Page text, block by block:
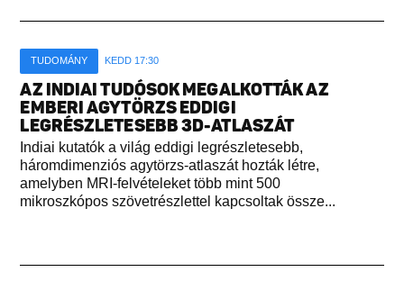
TUDOMÁNY KEDD 17:30
AZ INDIAI TUDÓSOK MEGALKOTTÁK AZ
EMBERI AGYTÖRZS EDDIGI
LEGRÉSZLETESEBB 3D-ATLASZÁT
Indiai kutatók a világ eddigi legrészletesebb,
háromdimenziós agytörzs-atlaszát hozták létre,
amelyben MRI-felvételeket több mint 500
mikroszkópos szövetrészlettel kapcsoltak össze...